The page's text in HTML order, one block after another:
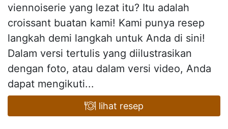
viennoiserie yang lezat itu? Itu adalah
croissant buatan kami! Kami punya resep
langkah demi langkah untuk Anda di sini!
Dalam versi tertulis yang diilustrasikan
dengan foto, atau dalam versi video, Anda
dapat mengikuti...
lihat resep